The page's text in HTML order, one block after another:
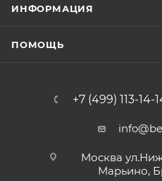
ИНФОРМАЦИЯ
ПОМОЩЬ
+7 (499) 113-14-
Москва
Марьино,